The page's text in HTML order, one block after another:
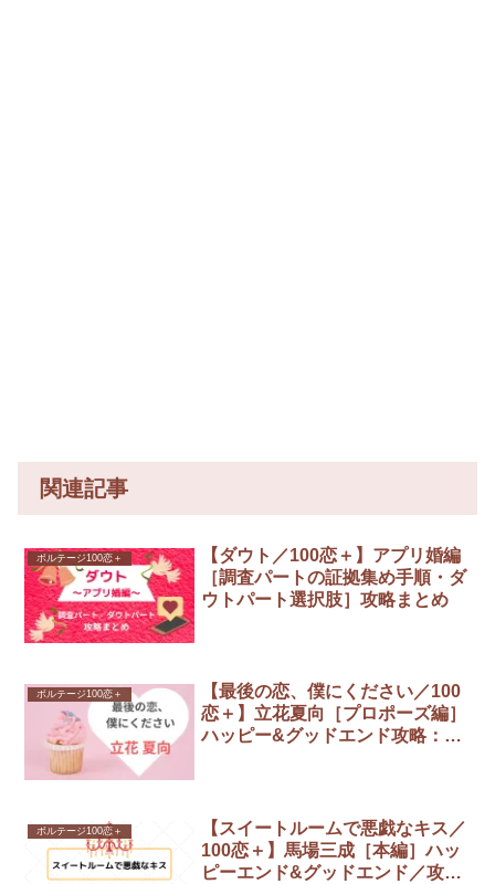
関連記事
ボルテージ100恋＋
【ダウト／100恋＋】アプリ婚編
［調査パートの証拠集め手順・ダ
ウトパート選択肢］攻略まとめ
ボルテージ100恋＋
【最後の恋、僕にください／100
恋＋】立花夏向［プロポーズ編］
ハッピー&グッドエンド攻略：全
ボルテージ100恋＋
【スイートルームで悪戯なキス／
100恋＋】馬場三成［本編］ハッ
ピーエンド&グッドエンド／攻略